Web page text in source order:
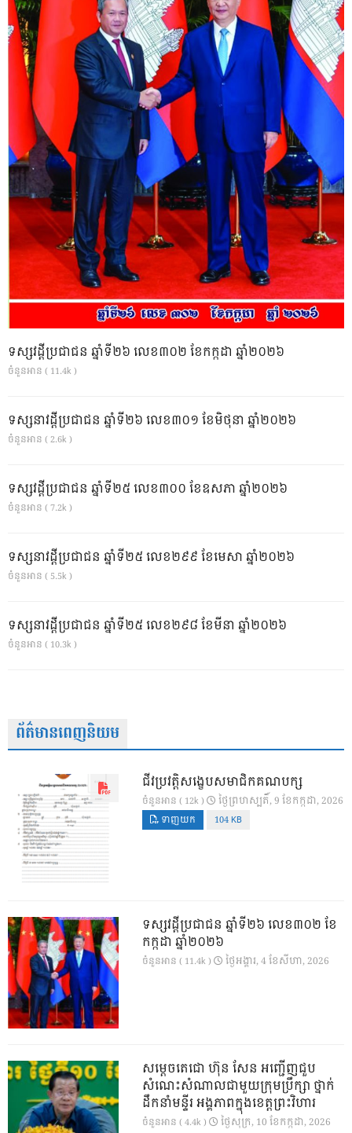
ទស្សវដ្តីប្រជាជន ឆ្នាំទី២៦ លេខ៣០២ ខែកក្កដា ឆ្នាំ២០២៦
ចំនួនអាន ( 11.4k )
ទស្សនាវដ្ដីប្រជាជន ឆ្នាំទី២៦ លេខ៣០១ ខែមិថុនា ឆ្នាំ២០២៦
ចំនួនអាន ( 2.6k )
ទស្សវដ្តីប្រជាជន ឆ្នាំទី២៥ លេខ៣០០ ខែឧសភា ឆ្នាំ២០២៦
ចំនួនអាន ( 7.2k )
ទស្សនាវដ្ដីប្រជាជន ឆ្នាំទី២៥ លេខ២៩៩ ខែមេសា ឆ្នាំ២០២៦
ចំនួនអាន ( 5.5k )
ទស្សនាវដ្ដីប្រជាជន ឆ្នាំទី២៥ លេខ២៩៨ ខែមីនា ឆ្នាំ២០២៦
ចំនួនអាន ( 10.3k )
ព័ត៌មានពេញនិយម
ជីវប្រវត្តិសង្ខេបសមាជិកគណបក្ស
ចំនួនអាន ( 12k ) ថ្ងៃ​ព្រហស្បតិ៍, 9 ខែ​កក្កដា, 2026
ទាញយក 104 KB
ទស្សវដ្តីប្រជាជន ឆ្នាំទី២៦ លេខ៣០២ ខែ
កក្កដា ឆ្នាំ២០២៦
ចំនួនអាន ( 11.4k ) ថ្ងៃ​អង្គារ, 4 ខែ​សីហា, 2026
សម្តេចតេជោ ហ៊ុន សែន អញ្ជើញជួប
សំណេះសំណាលជាមួយក្រុមប្រឹក្សា ថ្នាក់
ដឹកនាំមន្ទីរ អង្គភាពក្នុងខេត្តព្រះវិហារ
ចំនួនអាន ( 4.4k ) ថ្ងៃ​សុក្រ, 10 ខែ​កក្កដា, 2026